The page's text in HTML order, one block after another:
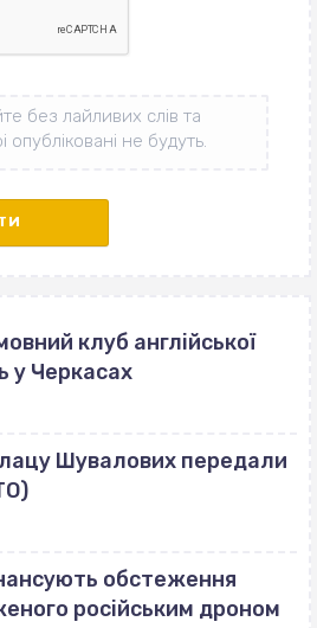
клуб англійської
у Черкасах
Шувалових передали
обстеження
російським дроном